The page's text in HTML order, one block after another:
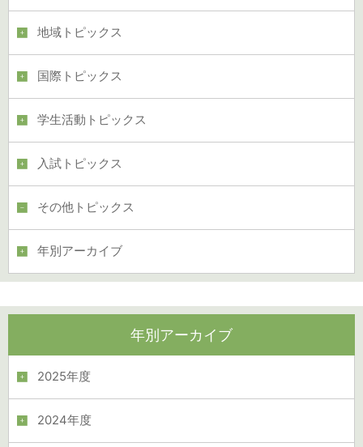
地域トピックス
国際トピックス
学生活動トピックス
入試トピックス
その他トピックス
年別アーカイブ
年別アーカイブ
2025年度
2024年度